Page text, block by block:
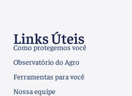
Links Úteis
Como protegemos você
Observatório do Agro
Ferramentas para você
Nossa equipe